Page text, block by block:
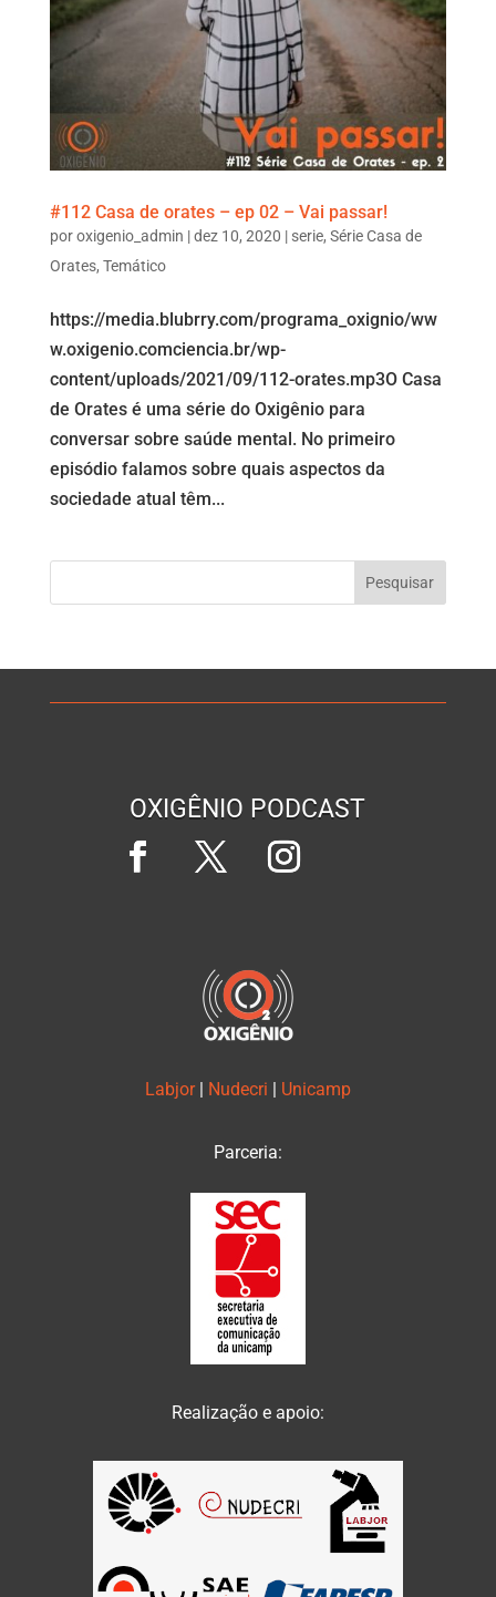
#112 Casa de orates – ep 02 – Vai passar!
poroxigenio_admin |dez 10, 2020 | serie, Série Casa de
Orates, Temático
https://media.blubrry.com/programa_oxignio/ww
w.oxigenio.comciencia.br/wp-
content/uploads/2021/09/112-orates.mp3O Casa
de Orates é uma série do Oxigênio para
conversar sobre saúde mental. No primeiro
episódio falamos sobre quais aspectos da
sociedade atual têm...
OXIGÊNIO PODCAST
Labjor | Nudecri | Unicamp
Parceria:
Realização e apoio: